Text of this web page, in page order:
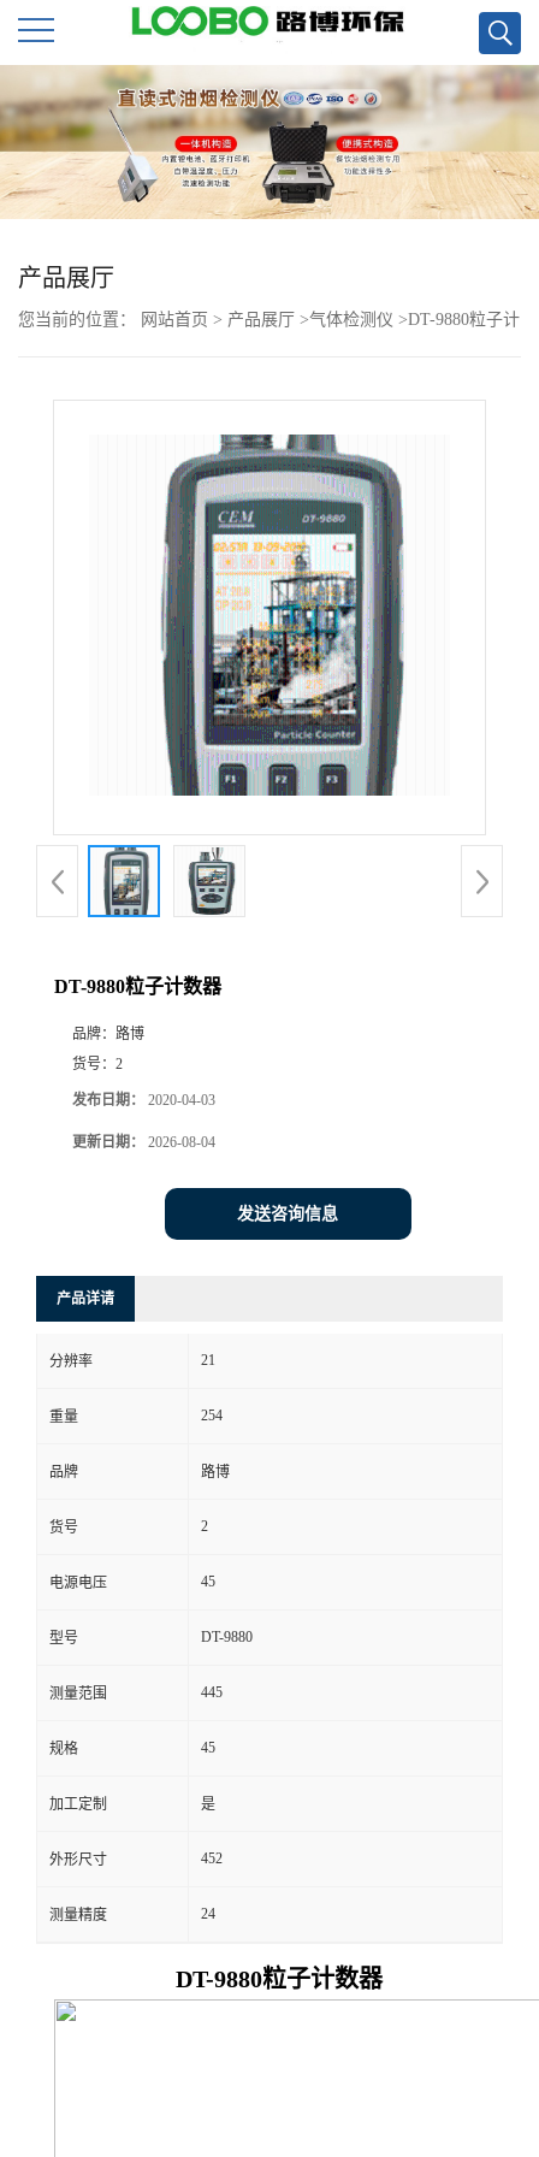
公
司
首
页
公
品
厅
联
系
方
式
产品展厅
您当前的位置： 网站首页 > 产品展厅 >气体检测仪 >DT-9880粒子计
DT-9880粒子计数器
品牌： 路博
货号： 2
发布日期： 2020-04-03
更新日期： 2026-08-04
发送咨询信息
产品详请
分辨率 21
重量 254
品牌 路博
货号 2
电源电压 45
型号 DT-9880
测量范围 445
规格 45
加工定制 是
外形尺寸 452
测量精度 24
DT-9880粒子计数器